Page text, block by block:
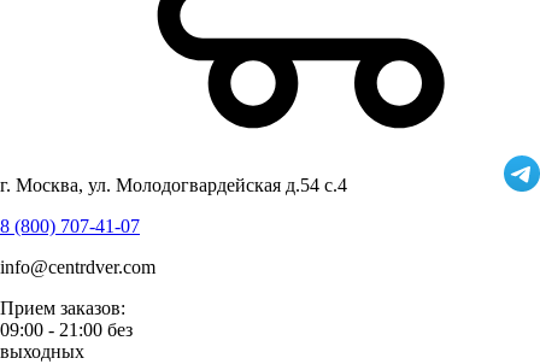
г. Москва, ул. Молодогвардейская д.54 с.4
8 (800) 707-41-07
info@centrdver.com
Прием заказов:
09:00 - 21:00 без
выходных